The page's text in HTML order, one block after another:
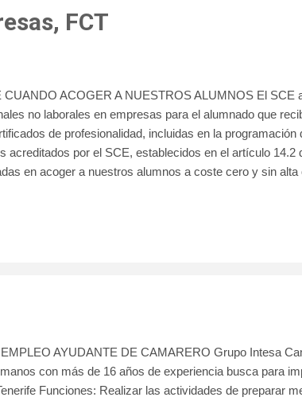
FCT
CUANDO ACOGER A NUESTROS ALUMNOS El SCE
no laborales en empresas para el alumnado que
de profesionalidad, incluidas en la programación
acreditados por el SCE, establecidos en el artículo 14.2
en acoger a nuestros alumnos a coste cero y sin alta
AYUDANTE DE CAMARERO Grupo Intesa
con más de 16 años de experiencia busca para
Funciones: Realizar las actividades de preparar